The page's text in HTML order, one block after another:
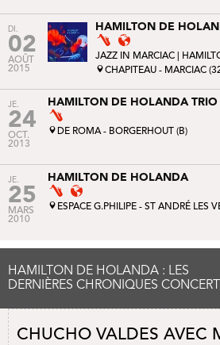
DI.
02
AOÛT
2015
HAMILTON DE
JAZZ IN MARCIAC |
CHAPITEAU - MARCIAC
JE.
24
OCT.
2013
HAMILTON DE HOLANDA TRIO
DE ROMA - BORGERHOUT (B)
JE.
25
MARS
2010
HAMILTON DE HOLANDA
ESPACE G.PHILIPE - ST ANDRÉ LES
HAMILTON DE HOLANDA : LES
DERNIÈRES CHRONIQUES
CHUCHO VALDES AVEC